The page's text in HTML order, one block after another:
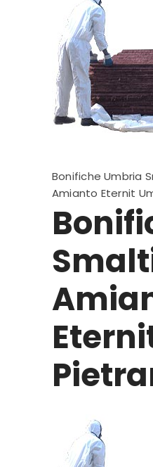
Bonifiche Umbria
Amianto Eternit